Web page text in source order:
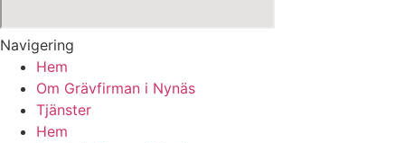
Navigering
Hem
Om Grävfirman i Nynäs
Tjänster
Hem